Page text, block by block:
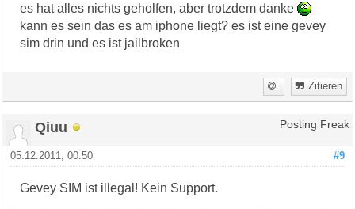
es hat alles nichts geholfen, aber trotzdem danke
kann es sein das es am iphone liegt? es ist eine gevey
sim drin und es ist jailbroken
Zitieren
Qiuu Posting Freak
#9
05.12.2011, 00:50
Gevey SIM ist illegal! Kein Support.